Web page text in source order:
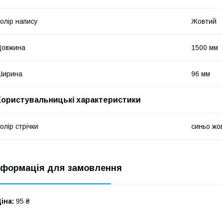
напису Жовтий
1500 мм
96 мм
характеристики
стрічки синьо
для замовлення
95 ₴